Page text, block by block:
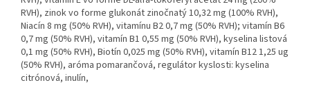
RVH), zinok vo forme glukonát zinočnatý 10,32 mg (100% RVH),
Niacín 8 mg (50% RVH), vitamínu B2 0,7 mg (50% RVH); vitamín B6
0,7 mg (50% RVH), vitamín B1 0,55 mg (50% RVH), kyselina listová
0,1 mg (50% RVH), Biotín 0,025 mg (50% RVH), vitamín B12 1,25 ug
(50% RVH), aróma pomarančová, regulátor kyslosti: kyselina
citrónová, inulín,